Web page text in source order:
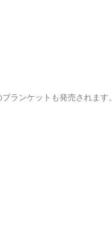
ランケットも発売されます。